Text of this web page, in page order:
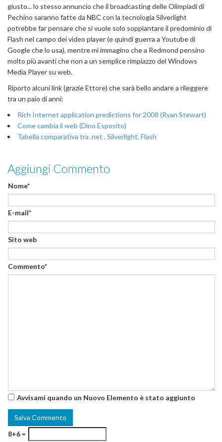
giusto... lo stesso annuncio che il broadcasting delle Olimpiadi di
Pechino saranno fatte da NBC con la tecnologia Silverlight
potrebbe far pensare che si vuole solo soppiantare il predominio di
Flash nel campo dei video player (e quindi guerra a Youtube di
Google che lo usa), mentre mi immagino che a Redmond pensino
molto più avanti che non a un semplice rimpiazzo del Windows
Media Player su web.
Riporto alcuni link (grazie Ettore) che sarà bello andare a rileggere
tra un paio di anni:
Rich Internet application predictions for 2008 (Ryan Stewart)
Come cambia il web (Dino Esposito)
Tabella comparativa tra .net , Silverlight, Flash
Aggiungi Commento
Nome*
E-mail*
Sito web
Commento*
Avvisami quando un Nuovo Elemento è stato aggiunto
8+6 =